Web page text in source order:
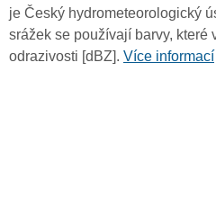
je Český hydrometeorologický
srážek se používají barvy, které
odrazivosti [dBZ]. Více informací